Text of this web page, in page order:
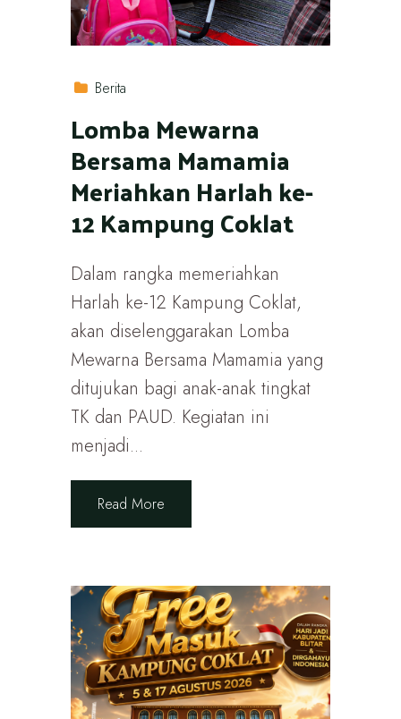
Berita
Lomba Mewarna
Bersama Mamamia
Meriahkan Harlah ke-
12 Kampung Coklat
Dalam rangka memeriahkan
Harlah ke-12 Kampung Coklat,
akan diselenggarakan Lomba
Mewarna Bersama Mamamia yang
ditujukan bagi anak-anak tingkat
TK dan PAUD. Kegiatan ini
menjadi...
Read More